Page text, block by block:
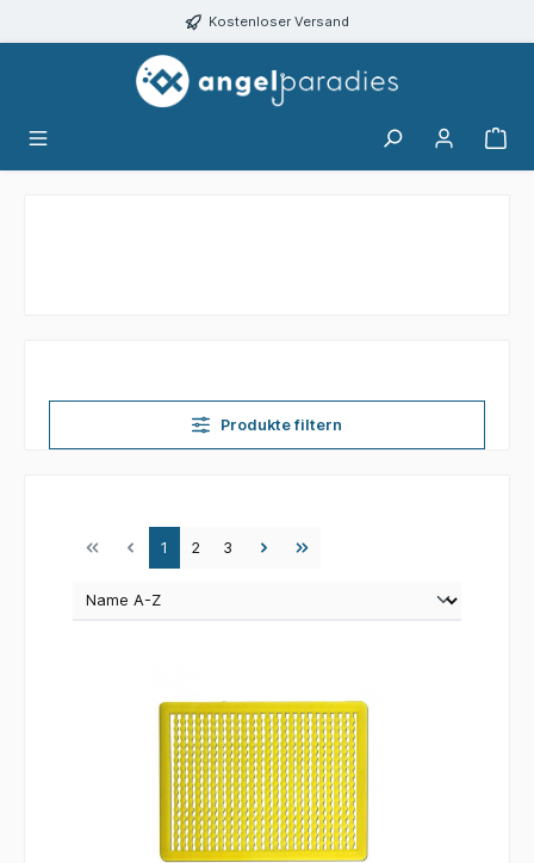
Kostenloser Versand
Produkte filtern
Seite
1 Seite
2 Seite
3